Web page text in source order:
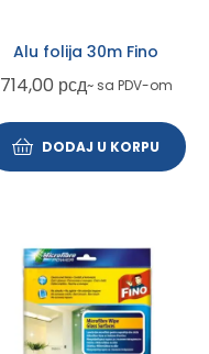
Alu folija 30m Fino
714,00 рсд~ sa PDV-om
DODAJ U KORPU